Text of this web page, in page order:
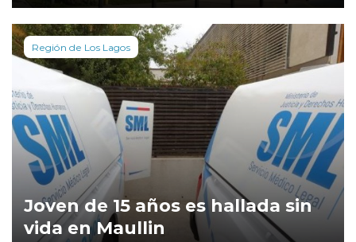
Región de Los Lagos
Joven de 15 años es hallada sin
vida en Maullin